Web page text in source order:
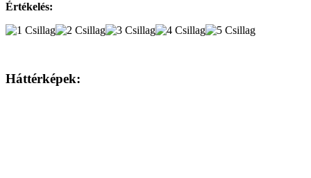
Értékelés:
Háttérképek: